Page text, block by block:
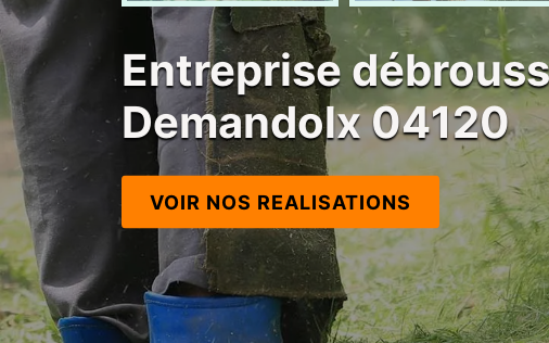
Entreprise
Demandolx 04120
VOIR NOS REALISATIONS